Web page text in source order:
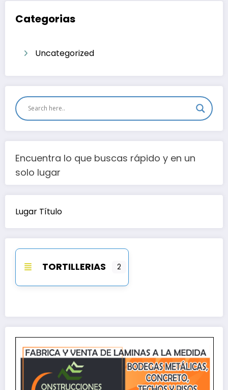
Categorias
Uncategorized
Encuentra lo que buscas rápido y en un
solo lugar
Lugar Título
TORTILLERIAS 2